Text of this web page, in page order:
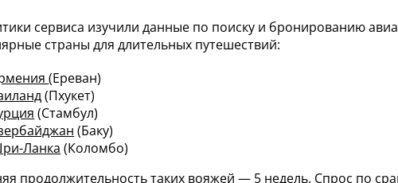
сервиса изучили данные по поиску и бронированию
страны для длительных путешествий:
(Ереван)
(Пхукет)
(Стамбул)
(Баку)
Ланка (Коломбо)
продолжительность таких вояжей — 5 недель. Спрос по